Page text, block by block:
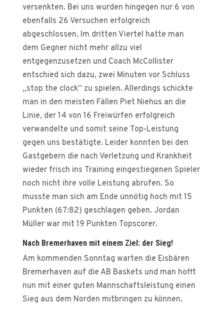
versenkten. Bei uns wurden hingegen nur 6 von
ebenfalls 26 Versuchen erfolgreich
abgeschlossen. Im dritten Viertel hatte man
dem Gegner nicht mehr allzu viel
entgegenzusetzen und Coach McCollister
entschied sich dazu, zwei Minuten vor Schluss
„stop the clock“ zu spielen. Allerdings schickte
man in den meisten Fällen Piet Niehus an die
Linie, der 14 von 16 Freiwürfen erfolgreich
verwandelte und somit seine Top-Leistung
gegen uns bestätigte. Leider konnten bei den
Gastgebern die nach Verletzung und Krankheit
wieder frisch ins Training eingestiegenen Spieler
noch nicht ihre volle Leistung abrufen. So
musste man sich am Ende unnötig hoch mit 15
Punkten (67:82) geschlagen geben. Jordan
Müller war mit 19 Punkten Topscorer.
Nach Bremerhaven mit einem Ziel: der Sieg!
Am kommenden Sonntag warten die Eisbären
Bremerhaven auf die AB Baskets und man hofft
nun mit einer guten Mannschaftsleistung einen
Sieg aus dem Norden mitbringen zu können.